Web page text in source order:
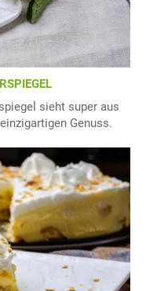
sieht super aus
Genuss.